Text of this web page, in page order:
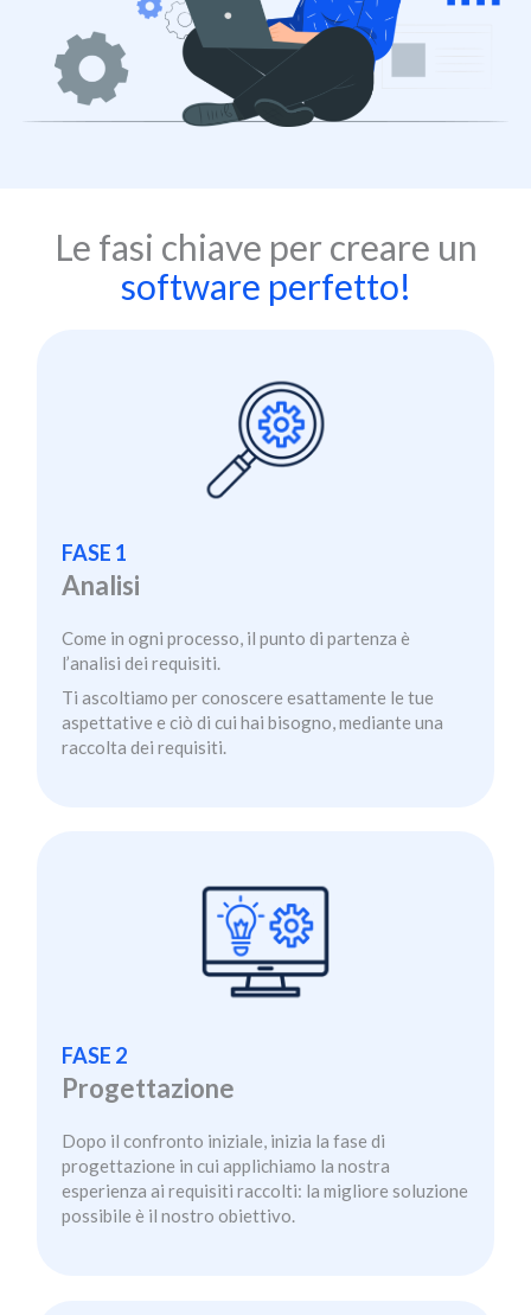
Le fasi chiave per creare un
software perfetto!
FASE 1
Analisi
Come in ogni processo, il punto di partenza è
l’analisi dei requisiti.
Ti ascoltiamo per conoscere esattamente le tue
aspettative e ciò di cui hai bisogno, mediante una
raccolta dei requisiti.
FASE 2
Progettazione
Dopo il confronto iniziale, inizia la fase di
progettazione in cui applichiamo la nostra
esperienza ai requisiti raccolti: la migliore soluzione
possibile è il nostro obiettivo.